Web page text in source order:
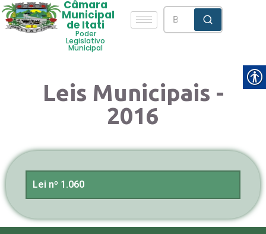
Câmara
Municipal
de Itati
Poder
Legislativo
Municipal
Leis Municipais -
2016
Lei nº 1.060